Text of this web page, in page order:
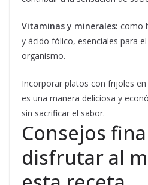
Vitaminas y minerales: como
y ácido fólico, esenciales para
organismo.
Incorporar platos con frijoles
es una manera deliciosa y
sin sacrificar el sabor.
Consejos
disfrutar al